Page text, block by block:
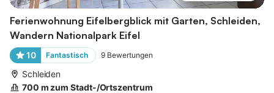
Ferienwohnung Eifelbergblick mit Garten, Schleiden,
Wandern Nationalpark Eifel
10 Fantastisch 9 Bewertungen
Schleiden
700 m zum Stadt-/Ortszentrum